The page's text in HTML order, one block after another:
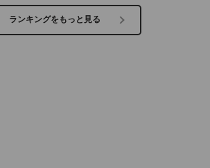
ランキングをもっと見る